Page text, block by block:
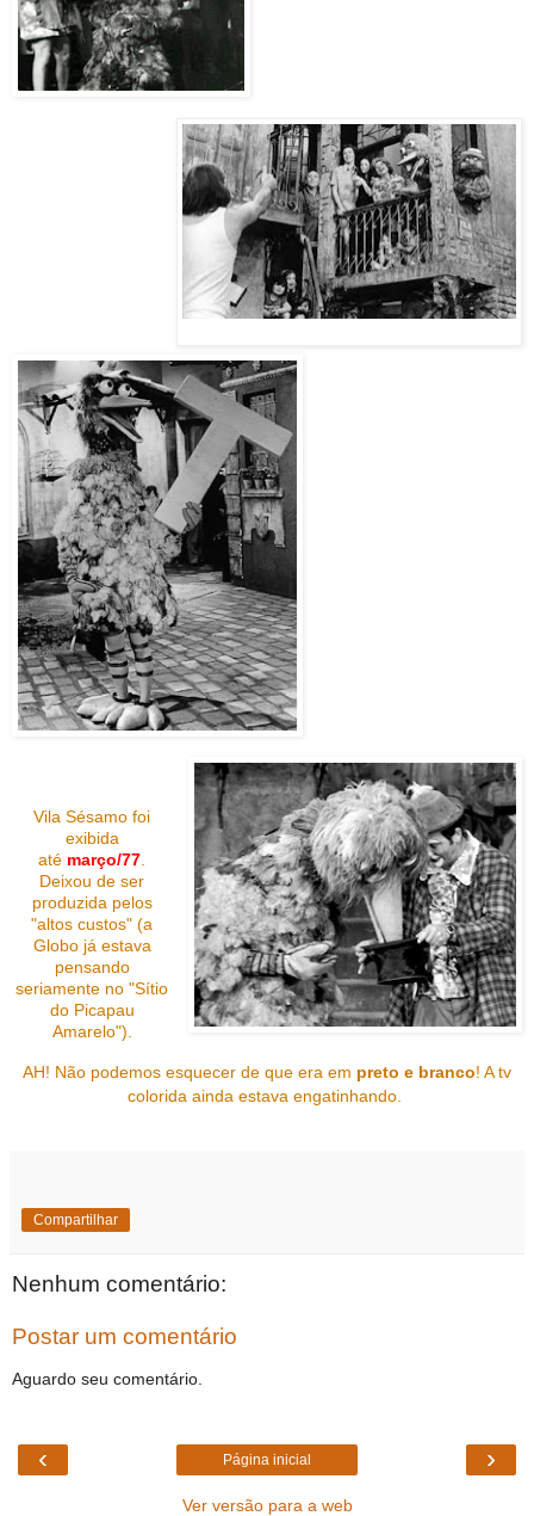
Vila Sésamo foi
exibida
até março/77
Deixou de ser
produzida pelos
"altos custos" (a
Globo já estava
pensando
seriamente no "Sítio
do Picapau
Amarelo").
AH! Não podemos esquecer de que era em preto e branco! A tv
colorida ainda estava engatinhando.
Compartilhar
Nenhum comentário:
Postar um comentário
Aguardo seu comentário.
‹ ›
Página inicial
Ver versão para a web